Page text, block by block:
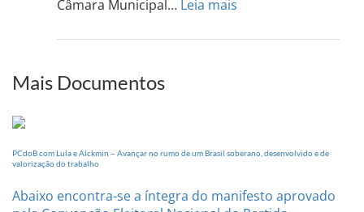
Câmara Municipal… Leia mais
PI
Mais Documentos
PCdoB com Lula e Alckmin – Avançar no rumo de um Brasil soberano, desenvolvido e de
valorização do trabalho
Abaixo encontra-se a íntegra do manifesto aprovado